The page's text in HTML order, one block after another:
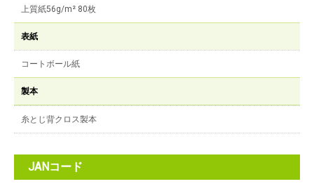
上質紙56g/m² 80枚
表紙
コートボール紙
製本
糸とじ背クロス製本
JANコード